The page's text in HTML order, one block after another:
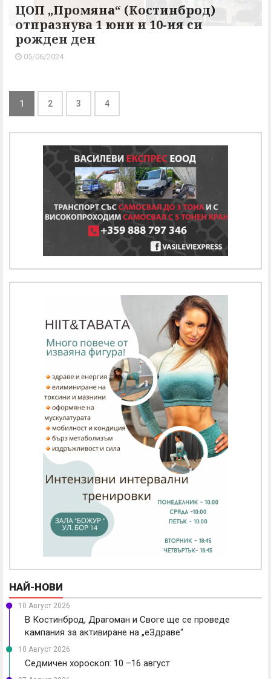
ЦОП „Промяна“ (Костинброд)
отпразнува 1 юни и 10-ия си
рожден ден
05/06/2024
1 2 3 4
НАЙ-НОВИ
10 Август 2026
В Костинброд, Драгоман и Своге ще се проведе
кампания за активиране на „еЗдраве“
10 Август 2026
Седмичен хороскоп: 10 –16 август